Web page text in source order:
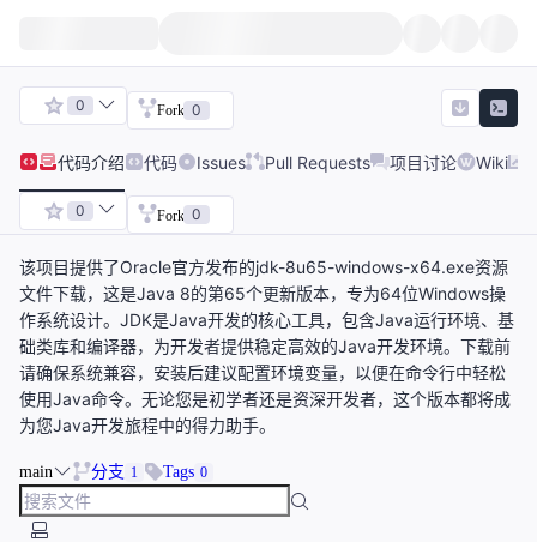
0 Fork 0
代码介绍 代码 Issues Pull Requests 项目讨论 Wiki
0 Fork 0
该项目提供了Oracle官方发布的jdk-8u65-windows-x64.exe资源
文件下载，这是Java 8的第65个更新版本，专为64位Windows操
作系统设计。JDK是Java开发的核心工具，包含Java运行环境、基
础类库和编译器，为开发者提供稳定高效的Java开发环境。下载前
请确保系统兼容，安装后建议配置环境变量，以便在命令行中轻松
使用Java命令。无论您是初学者还是资深开发者，这个版本都将成
为您Java开发旅程中的得力助手。
main 分支 1 Tags 0